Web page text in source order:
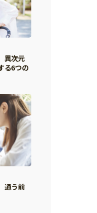
異次元
る6つの
通う前